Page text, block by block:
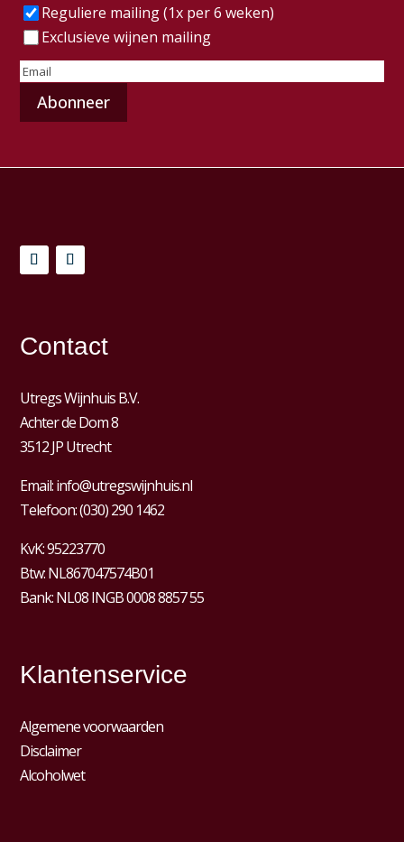
Frequentie(Vereist)
Reguliere mailing (1x per 6 weken)
Exclusieve wijnen mailing
E-
mailadres
Contact
Utregs Wijnhuis B.V.
Achter de Dom 8
3512 JP Utrecht
Email:info@utregswijnhuis.nl
Telefoon:(030) 290 1462
KvK:95223770
Btw:NL867047574B01
Bank: NL08 INGB 0008 8857 55
Klantenservice
Algemene voorwaarden
Disclaimer
Alcoholwet